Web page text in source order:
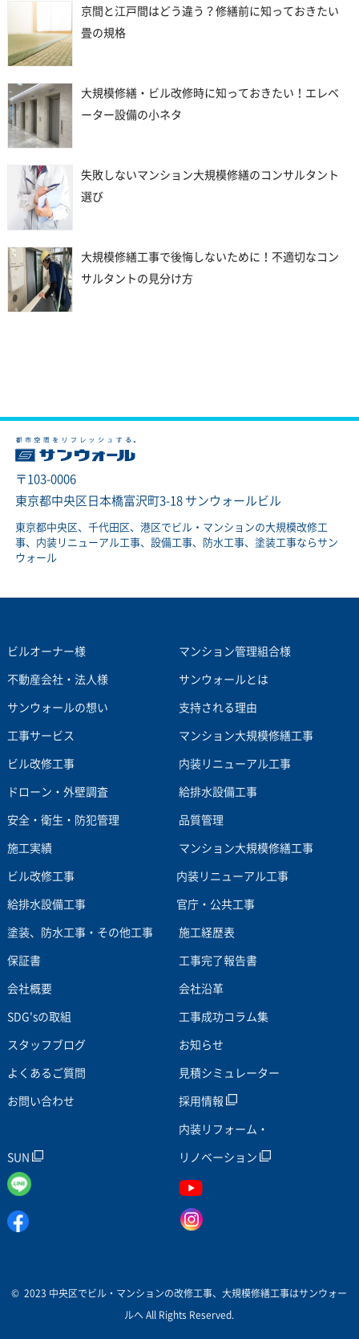
京間と江戸間はどう違う？修繕前に知っておきたい
畳の規格
大規模修繕・ビル改修時に知っておきたい！エレベ
ーター設備の小ネタ
失敗しないマンション大規模修繕のコンサルタント
選び
大規模修繕工事で後悔しないために！不適切なコン
サルタントの見分け方
〒103-0006
東京都中央区日本橋富沢町3-18 サンウォールビル
東京都中央区、千代田区、港区でビル・マンションの大規模改修工
事、内装リニューアル工事、設備工事、防水工事、塗装工事ならサン
ウォール
ビルオーナー様 マンション管理組合様
不動産会社・法人様 サンウォールとは
サンウォールの想い 支持される理由
工事サービス マンション大規模修繕工事
ビル改修工事 内装リニューアル工事
ドローン・外壁調査 給排水設備工事
安全・衛生・防犯管理 品質管理
施工実績 マンション大規模修繕工事
ビル改修工事 内装リニューアル工事
給排水設備工事 官庁・公共工事
塗装、防水工事・その他工事 施工経歴表
保証書 工事完了報告書
会社概要 会社沿革
SDG'sの取組 工事成功コラム集
スタッフブログ お知らせ
よくあるご質問 見積シミュレーター
お問い合わせ 採用情報
SUN
内装リフォーム・
リノベーション
© 2023 中央区でビル・マンションの改修工事、大規模修繕工事はサンウォー
ルへ All Rights Reserved.